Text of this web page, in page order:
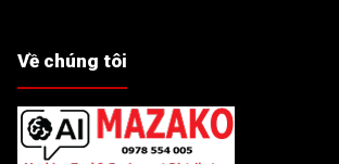
Về chúng tôi